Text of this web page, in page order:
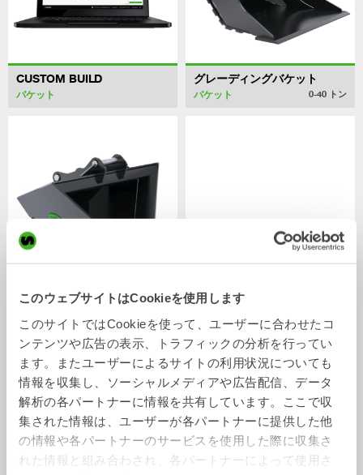
このウェブサイトはCookieを使用します
このサイトではCookieを使って、ユーザーに合わせたコ
ンテンツや広告の表示、トラフィックの分析を行ってい
ます。またユーザーによるサイトの利用状況についても
情報を収集し、ソーシャルメディアや広告配信、データ
解析の各パートナーに情報を共有しています。ここで収
集された情報は、ユーザーが各パートナーに提供した他
の情報や各パートナーのサービスを使用した際に収集さ
れた情報と組み合わされ、各パートナーによって使用さ
CUSTOM BUILD
バケット
グレーディングバケット
バケット 0-40 トン
V型バケット
バケット
ソーティングバケット
バケット